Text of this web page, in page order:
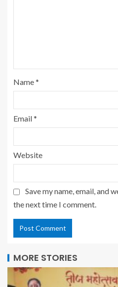
Name*
Email*
Website
Save my name, email, and
the next time I comment.
MORE STORIES